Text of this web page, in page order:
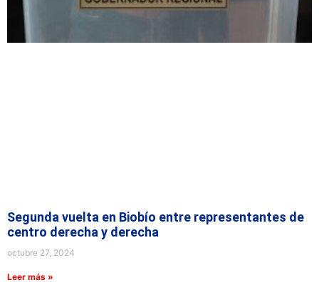
Segunda vuelta en Biobío entre representantes de
centro derecha y derecha
octubre 27, 2024
Leer más »